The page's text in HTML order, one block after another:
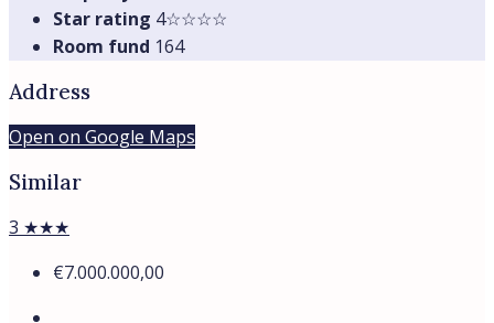
Star rating 4☆☆☆☆
Room fund 164
Address
Open on Google Maps
Similar
3 ★★★
€7.000.000,00